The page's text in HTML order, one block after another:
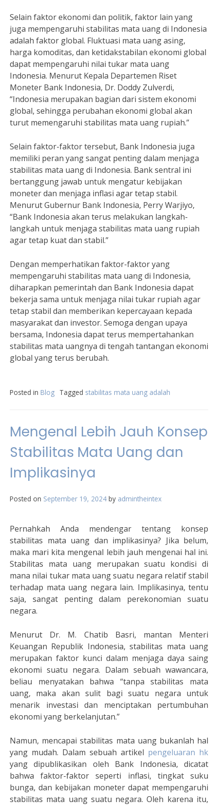
Selain faktor ekonomi dan politik, faktor lain yang
juga mempengaruhi stabilitas mata uang di Indonesia
adalah faktor global. Fluktuasi mata uang asing,
harga komoditas, dan ketidakstabilan ekonomi global
dapat mempengaruhi nilai tukar mata uang
Indonesia. Menurut Kepala Departemen Riset
Moneter Bank Indonesia, Dr. Doddy Zulverdi,
“Indonesia merupakan bagian dari sistem ekonomi
global, sehingga perubahan ekonomi global akan
turut memengaruhi stabilitas mata uang rupiah.”
Selain faktor-faktor tersebut, Bank Indonesia juga
memiliki peran yang sangat penting dalam menjaga
stabilitas mata uang di Indonesia. Bank sentral ini
bertanggung jawab untuk mengatur kebijakan
moneter dan menjaga inflasi agar tetap stabil.
Menurut Gubernur Bank Indonesia, Perry Warjiyo,
“Bank Indonesia akan terus melakukan langkah-
langkah untuk menjaga stabilitas mata uang rupiah
agar tetap kuat dan stabil.”
Dengan memperhatikan faktor-faktor yang
mempengaruhi stabilitas mata uang di Indonesia,
diharapkan pemerintah dan Bank Indonesia dapat
bekerja sama untuk menjaga nilai tukar rupiah agar
tetap stabil dan memberikan kepercayaan kepada
masyarakat dan investor. Semoga dengan upaya
bersama, Indonesia dapat terus mempertahankan
stabilitas mata uangnya di tengah tantangan ekonomi
global yang terus berubah.
Posted in Blog Tagged stabilitas mata uang adalah
Mengenal Lebih Jauh Konsep
Stabilitas Mata Uang dan
Implikasinya
Posted on September 19, 2024 by admintheintex
Pernahkah Anda mendengar tentang konsep
stabilitas mata uang dan implikasinya? Jika belum,
maka mari kita mengenal lebih jauh mengenai hal ini.
Stabilitas mata uang merupakan suatu kondisi di
mana nilai tukar mata uang suatu negara relatif stabil
terhadap mata uang negara lain. Implikasinya, tentu
saja, sangat penting dalam perekonomian suatu
negara.
Menurut Dr. M. Chatib Basri, mantan Menteri
Keuangan Republik Indonesia, stabilitas mata uang
merupakan faktor kunci dalam menjaga daya saing
ekonomi suatu negara. Dalam sebuah wawancara,
beliau menyatakan bahwa “tanpa stabilitas mata
uang, maka akan sulit bagi suatu negara untuk
menarik investasi dan menciptakan pertumbuhan
ekonomi yang berkelanjutan.”
Namun, mencapai stabilitas mata uang bukanlah hal
yang mudah. Dalam sebuah artikel pengeluaran hk
yang dipublikasikan oleh Bank Indonesia, dicatat
bahwa faktor-faktor seperti inflasi, tingkat suku
bunga, dan kebijakan moneter dapat mempengaruhi
stabilitas mata uang suatu negara. Oleh karena itu,